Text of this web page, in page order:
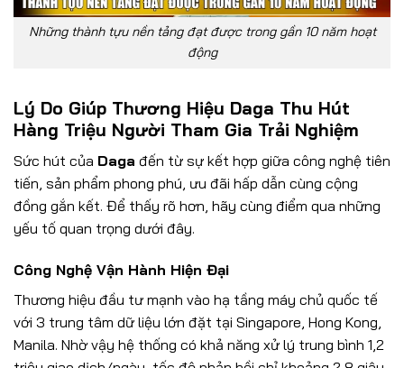
Những thành tựu nền tảng đạt được trong gần 10 năm hoạt
động
Lý Do Giúp Thương Hiệu Daga Thu Hút
Hàng Triệu Người Tham Gia Trải Nghiệm
Sức hút của Daga đến từ sự kết hợp giữa công nghệ tiên
tiến, sản phẩm phong phú, ưu đãi hấp dẫn cùng cộng
đồng gắn kết. Để thấy rõ hơn, hãy cùng điểm qua những
yếu tố quan trọng dưới đây.
Công Nghệ Vận Hành Hiện Đại
Thương hiệu đầu tư mạnh vào hạ tầng máy chủ quốc tế
với 3 trung tâm dữ liệu lớn đặt tại Singapore, Hong Kong,
Manila. Nhờ vậy hệ thống có khả năng xử lý trung bình 1,2